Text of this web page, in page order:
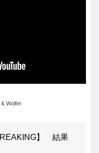
Wolfer
】 結果